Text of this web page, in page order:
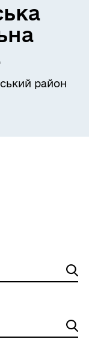
район